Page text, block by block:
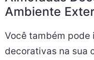
Ambiente
Você também pode
decorativas na sua